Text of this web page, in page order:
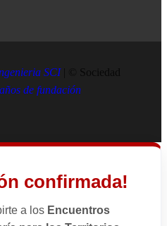
SCI
| © Sociedad
de fundación
confirmada!
a los Encuentros